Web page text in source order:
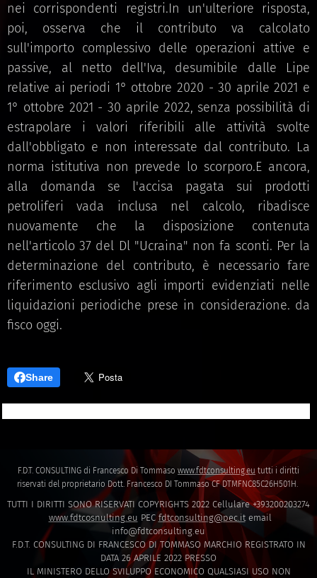
nei corrispondenti registri.In un'ulteriore risposta,
poi, osserva che il contributo va calcolato
sull'importo complessivo delle operazioni attive e
passive, al netto dell'Iva, desumibile dalle Lipe
relative ai periodi 1° ottobre 2020 - 30 aprile 2021 e
1° ottobre 2021 - 30 aprile 2022, senza possibilità di
estrapolare i valori riferibili alle attività svolte
dall'obbligato e non interessate dal contributo. La
norma istitutiva non prevede lo scorporo.E ancora,
alla domanda se l'accisa pagata sui prodotti
petroliferi vada inclusa nel calcolo, ribadisce
nuovamente che la disposizione contenuta
nell'articolo 37 del Dl "Ucraina" non fa sconti. Per la
determinazione del contributo, è necessario fare
riferimento esclusivo agli importi evidenziati nelle
liquidazioni periodiche prese in considerazione. da
fisco oggi.
Share
F.D.T. CONSULTING di Francesco Di Tommaso www.fdtconsulting.eu tutti i diritti
riservati del proprietario Dott. Francesco DI Tommaso CF DTMFNC85C26H501H.
TUTTI I DIRITTI SONO RISERVATI COPYRIGHTS 2022 Cellulare +393200203274
www.fdtcosnulting.eu PEC fdtconsulting@pec.itemail
info@fdtconsulting.eu
F.D.T. CONSULTING DI FRANCESCO DI TOMMASO MARCHIO REGISTRATO IN
DATA 26 APRILE 2022 PRESSO
IL MINISTERO DELLO SVILUPPO ECONOMICO QUALSIASI USO NON